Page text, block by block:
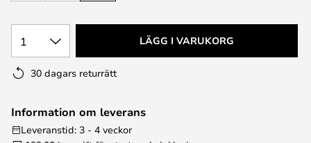
1 LÄGG I VARUKORG
30 dagars returrätt
Information om leverans
Leveranstid: 3 - 4 veckor